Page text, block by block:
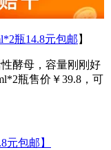
瓶14.8元包邮 】
酵母，容量刚刚好
瓶售价￥39.8，可
元包邮】